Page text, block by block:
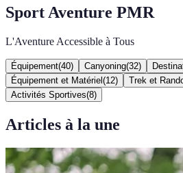
Sport Aventure PMR
L'Aventure Accessible à Tous
Équipement(40) Canyoning(32)
Équipement et Matériel (12) Trek et
Activités Sportives(8)
Articles à la une